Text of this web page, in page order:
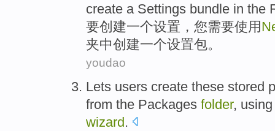
create a Settings bundle in the
要创建一个设置 ， 您需要使用
夹中创建一个设置包。
youdao
Lets users create these stored
from the Packages folder, using
wizard.